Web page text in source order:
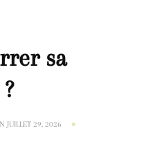
sa
JUILLET 29, 2026